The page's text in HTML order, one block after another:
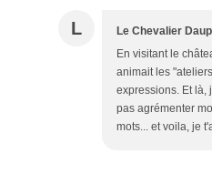
L Le Chevalier
En visitant le
animait les
expressions. Et là,
pas agrémenter
mots... et voila, je